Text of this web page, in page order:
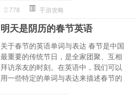
778 手游攻略
明天是阴历的春节英语
关于春节的英语单词与表达 春节是中国
最重要的传统节日，是全家团聚、互相
拜访亲友的时刻。在英语中，我们可以
用一些特定的单词与表达来描述春节的